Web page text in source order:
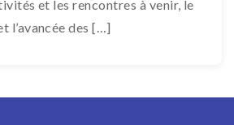
et les rencontres à venir, le
l’avancée des […]